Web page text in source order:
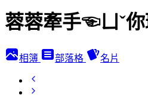
蓉蓉牽手☜ㄩˇ
相簿 部落格 名片